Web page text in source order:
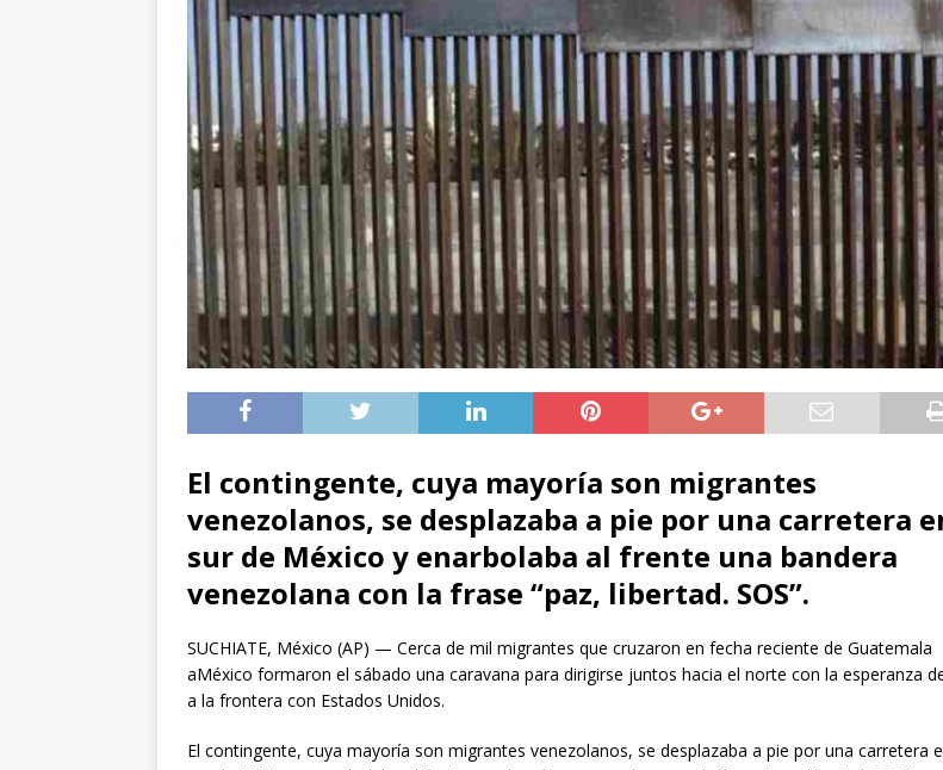
El contingente, cuya mayoría son migrantes
venezolanos, se desplazaba a pie por una carretera
sur de México y enarbolaba al frente una bandera
venezolana con la frase “paz, libertad. SOS”.
SUCHIATE, México (AP) — Cerca de mil migrantes que cruzaron en fecha reciente de Guatemala
aMéxico formaron el sábado una caravana para dirigirse juntos hacia el norte con la esperanza
a la frontera con Estados Unidos.
El contingente, cuya mayoría son migrantes venezolanos, se desplazaba a pie por una carretera